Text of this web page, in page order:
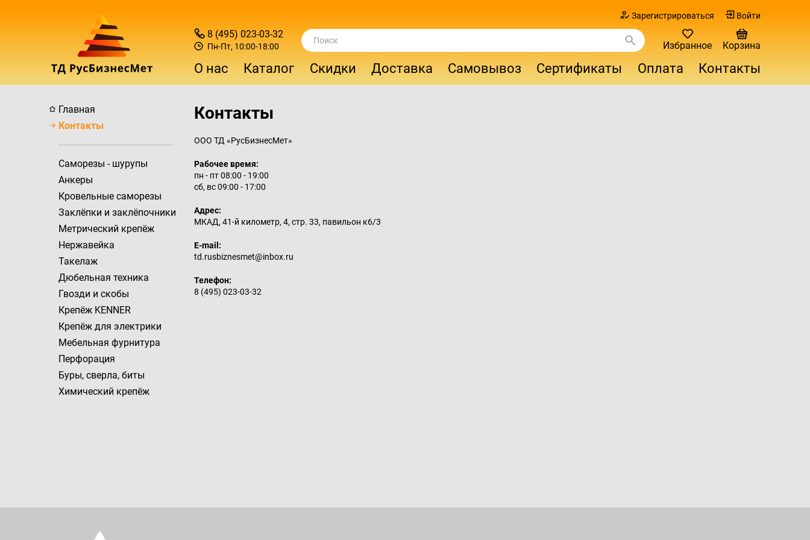
Зарегистрироваться Войти
8 (495) 023-03-32
Пн‑Пт, 10:00‑18:00 Избранное Корзина
О нас Каталог Скидки Доставка Самовывоз Сертификаты Оплата Контакты
Контакты
ООО ТД «РусБизнесМет»
Рабочее время:
пн - пт 08:00 - 19:00
сб, вс 09:00 - 17:00
Адрес:
МКАД, 41-й километр, 4, стр. 33, павильон к6/3
E-mail:
td.rusbiznesmet@inbox.ru
Телефон:
8 (495) 023-03-32
Главная
Контакты
Саморезы - шурупы
Анкеры
Кровельные саморезы
Заклёпки и заклёпочники
Метрический крепёж
Нержавейка
Такелаж
Дюбельная техника
Гвозди и скобы
Крепёж KENNER
Крепёж для электрики
Мебельная фурнитура
Перфорация
Буры, сверла, биты
Химический крепёж
Саморезы - шурупы
Кровельные саморезы
Заклепки окрашенные
Заклёпочники
Метрический крепёж
Винты, болты, шпильки
Нержавейка
Дюбельная техника
Гвозди и скобы
Крепёж KENNER
Крепёж для электрики
Химические анкеры
Насосы для продувки отверстий